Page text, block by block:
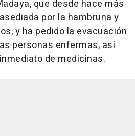
que desde hace más
por la hambruna y
y ha pedido la evacuación
personas enfermas, así
de medicinas.